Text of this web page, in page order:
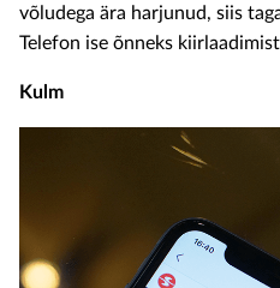
võludega ära harjunud, siis
Telefon ise õnneks
Kulm